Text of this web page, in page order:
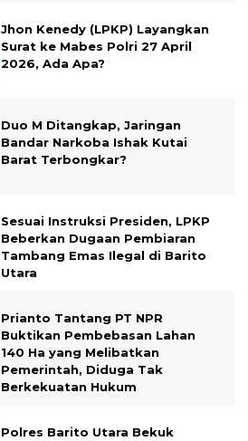
Jhon Kenedy (LPKP) Layangkan
Surat ke Mabes Polri 27 April
2026, Ada Apa?
Duo M Ditangkap, Jaringan
Bandar Narkoba Ishak Kutai
Barat Terbongkar?
Sesuai Instruksi Presiden, LPKP
Beberkan Dugaan Pembiaran
Tambang Emas Ilegal di Barito
Utara
Prianto Tantang PT NPR
Buktikan Pembebasan Lahan
140 Ha yang Melibatkan
Pemerintah, Diduga Tak
Berkekuatan Hukum
Polres Barito Utara Bekuk